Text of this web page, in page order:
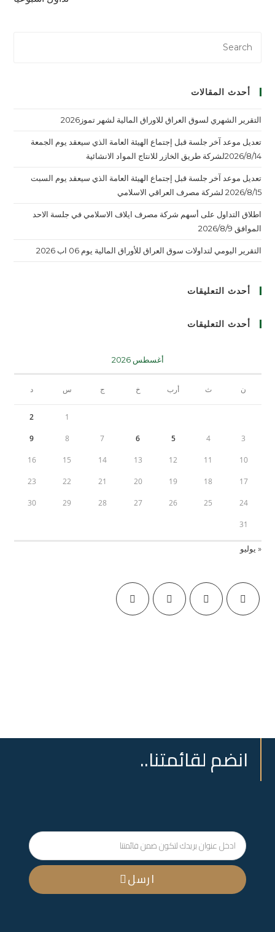
أحدث المقالات
التقرير الشهري لسوق العراق للاوراق المالية لشهر تموز2026
تعديل موعد آخر جلسة قبل إجتماع الهيئة العامة الذي سيعقد يوم الجمعة
2026/8/14لشركة طريق الخازر للانتاج المواد الانشائية
تعديل موعد آخر جلسة قبل إجتماع الهيئة العامة الذي سيعقد يوم السبت
2026/8/15 لشركة مصرف العراقي الاسلامي
اطلاق التداول على أسهم شركة مصرف ايلاف الاسلامي في جلسة الاحد
الموافق 2026/8/9
التقرير اليومي لتداولات سوق العراق للأوراق المالية يوم 06 اب 2026
أحدث التعليقات
أحدث التعليقات
أغسطس 2026
ن ث أرب خ ج س د
1
2
3
4
5
6
7
8
9
10
11
12
13
14
15
16
17
18
19
20
21
22
23
24
25
26
27
28
29
30
31
« يوليو
انضم لقائمتنا..
ارسل